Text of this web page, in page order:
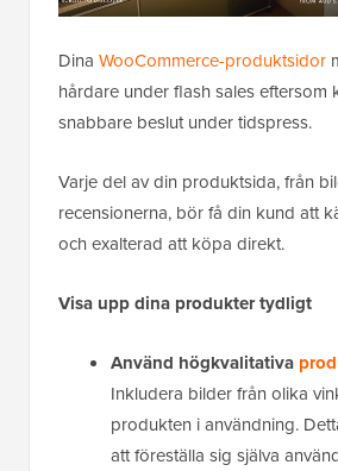
Dina WooCommerce-produktsidor
hårdare under flash sales eftersom
snabbare beslut under tidspress.
Varje del av din produktsida, från
recensionerna, bör få din kund att
och exalterad att köpa direkt.
Visa upp dina produkter tydligt
Använd högkvalitativa
Inkludera bilder från olika
produkten i användning.
att föreställa sig själva